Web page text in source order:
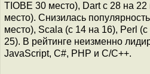
TIOBE 30 место), Dart c 28 на
место). Снизилась
место), Scala (с 14 на 16), Perl
25). В рейтинге неизменно
JavaScript, C#, PHP и C/C++.